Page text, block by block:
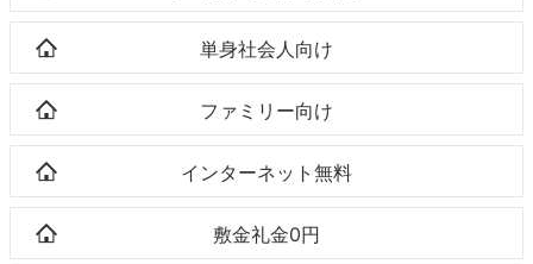
単身社会人向け
ファミリー向け
インターネット無料
敷金礼金0円